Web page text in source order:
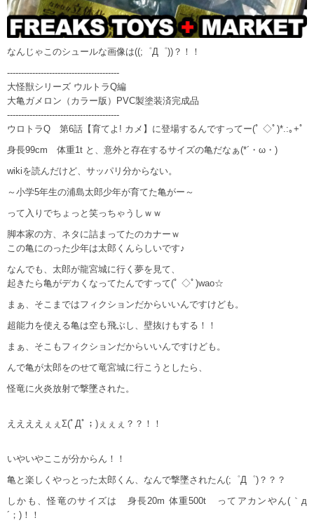
なんじゃこのシュールな画像は((;゜Д゜))？！！
----------------------------------------
大怪獣シリーズ ウルトラQ編
大亀ガメロン（カラー版）PVC製塗装済完成品
----------------------------------------
ウロトラQ 第6話【育てよ! カメ】に登場するんですってー(ﾟ ◇ﾟ)*.:｡+ﾟ
身長99cm 体重1t と、意外と存在するサイズの亀だなぁ(*´・ω・)
wikiを読んだけど、サッパリ分からない。
～小学5年生の浦島太郎少年が育てた亀がー～
って入りでちょっと笑っちゃうしｗｗ
脚本家の方、ネタに詰まってたのカナーｗ
この亀にのった少年は太郎くんらしいです♪
なんでも、太郎が龍宮城に行く夢を見て、
起きたら亀がデカくなってたんですって(ﾟ ◇ﾟ)wao☆
まぁ、そこまではフィクションだからいいんですけども。
超能力を使える亀は空も飛ぶし、壁抜けもする！！
まぁ、そこもフィクションだからいいんですけども。
んで亀が太郎をのせて竜宮城に行こうとしたら、
怪竜に火炎放射で撃墜された。
ええええぇぇΣ(ﾟДﾟ；)ぇぇぇ？？！！
いやいやここが分からん！！
亀と楽しくやっとった太郎くん、なんで撃墜されたん(;゜Д゜)？？？
しかも、怪竜のサイズは 身長20m 体重500t ってアカンやん(｀д
´；)！！